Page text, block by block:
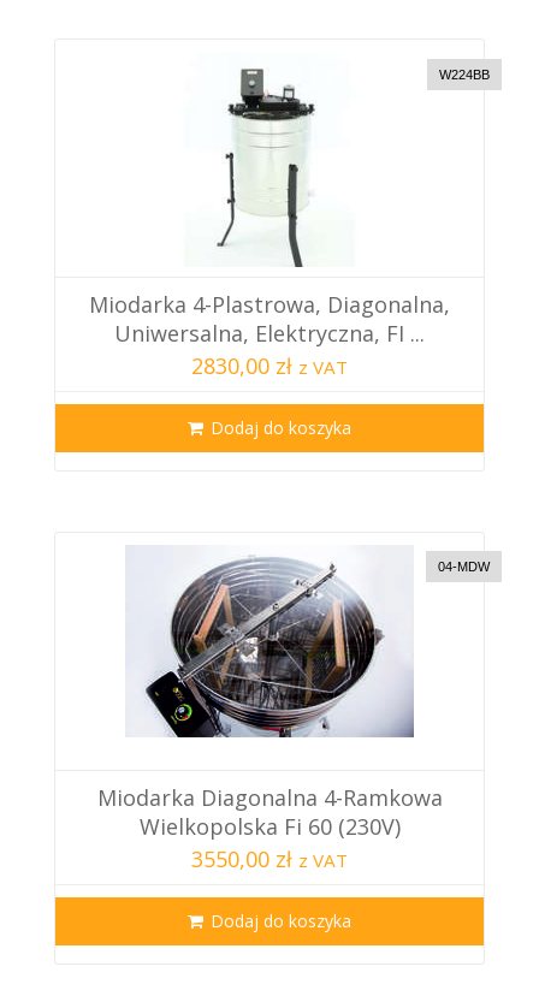
W224BB
Miodarka 4-Plastrowa, Diagonalna,
Uniwersalna, Elektryczna, FI ...
2830,00 zł z VAT
Dodaj do koszyka
04-MDW
Miodarka Diagonalna 4-Ramkowa
Wielkopolska Fi 60 (230V)
3550,00 zł z VAT
Dodaj do koszyka